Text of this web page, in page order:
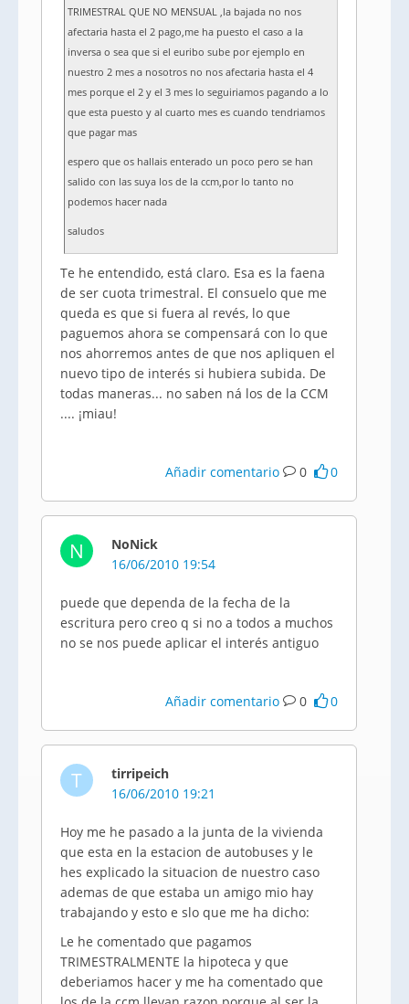
TRIMESTRAL QUE NO MENSUAL ,la bajada no nos
afectaria hasta el 2 pago,me ha puesto el caso a la
inversa o sea que si el euribo sube por ejemplo en
nuestro 2 mes a nosotros no nos afectaria hasta el 4
mes porque el 2 y el 3 mes lo seguiriamos pagando a lo
que esta puesto y al cuarto mes es cuando tendriamos
que pagar mas
espero que os hallais enterado un poco pero se han
salido con las suya los de la ccm,por lo tanto no
podemos hacer nada
saludos
Te he entendido, está claro. Esa es la faena
de ser cuota trimestral. El consuelo que me
queda es que si fuera al revés, lo que
paguemos ahora se compensará con lo que
nos ahorremos antes de que nos apliquen el
nuevo tipo de interés si hubiera subida. De
todas maneras... no saben ná los de la CCM
.... ¡miau!
Añadir comentario 0 0
N
NoNick
16/06/2010 19:54
puede que dependa de la fecha de la
escritura pero creo q si no a todos a muchos
no se nos puede aplicar el interés antiguo
Añadir comentario 0 0
T
tirripeich
16/06/2010 19:21
Hoy me he pasado a la junta de la vivienda
que esta en la estacion de autobuses y le
hes explicado la situacion de nuestro caso
ademas de que estaba un amigo mio hay
trabajando y esto e slo que me ha dicho:
Le he comentado que pagamos
TRIMESTRALMENTE la hipoteca y que
deberiamos hacer y me ha comentado que